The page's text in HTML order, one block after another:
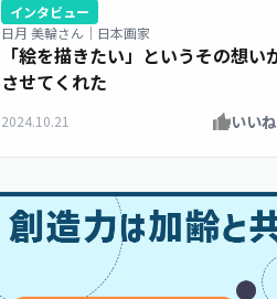
インタビュー
日月 美輪さん｜日本画家
「絵を描きたい」というその想
させてくれた
2024.10.21 いいね